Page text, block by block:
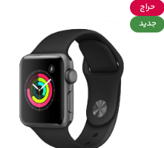
حراج
جدید